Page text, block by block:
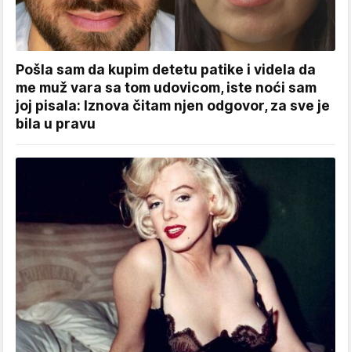
Pošla sam da kupim detetu patike i videla da
me muž vara sa tom udovicom, iste noći sam
joj pisala: Iznova čitam njen odgovor, za sve je
bila u pravu